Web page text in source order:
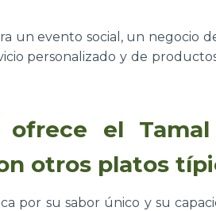
un evento social, un negocio
personalizado y de
ofrece el
otros platos
por su sabor único y su